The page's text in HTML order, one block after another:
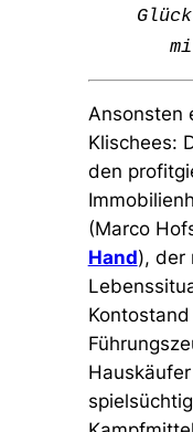
Ansonsten
Klischees:
den
(Marco
Hand), der